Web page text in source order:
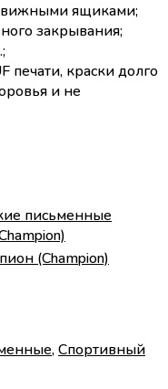
ящиками;
закрывания;
печати, краски долго
и не
письменные
(Champion)
,Спортивный